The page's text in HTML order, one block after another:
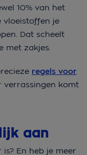
10% van het
vloeistoffen je
Dat scheelt
met zakjes.
regels voor
verrassingen komt
aan
En heb je meer